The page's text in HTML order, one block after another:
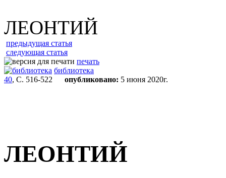
ЛЕОНТИЙ
предыдущая статья
следующая статья
печать
библиотека
40, С. 516-522 опубликовано: 5 июня 2020г.
ЛЕОНТИЙ